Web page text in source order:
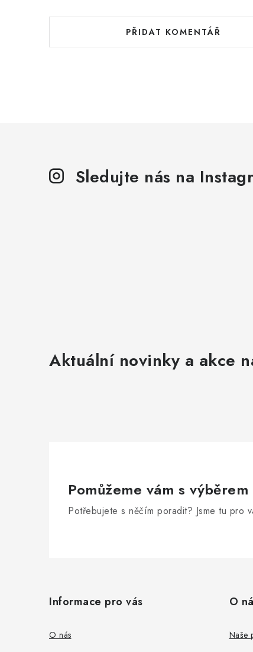
PŘIDAT KOMENTÁŘ
Sledujte nás na
Aktuální novinky a akce
Pomůžeme vám s výběrem
Potřebujete s něčím poradit? Jsme tu pro
Informace pro vás
O nás
O
Naše